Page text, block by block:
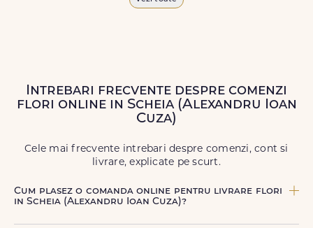
(Alexandru Ioan Cuza) și în toată România.
Livrăm buchete de florichiar și înweekend , pentru ca tu
să poți adresa un gest frumos atunci când ai nevoie.
Intrebari frecvente despre comenzi
flori online in Scheia (Alexandru Ioan
Cuza)
Cele mai frecvente intrebari despre comenzi, cont si
livrare, explicate pe scurt.
Cum plasez o comanda online pentru livrare flori
in Scheia (Alexandru Ioan Cuza)?